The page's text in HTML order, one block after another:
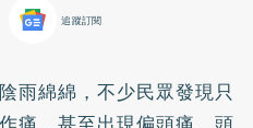
追蹤訂閱
雨綿綿，不少民眾發現只